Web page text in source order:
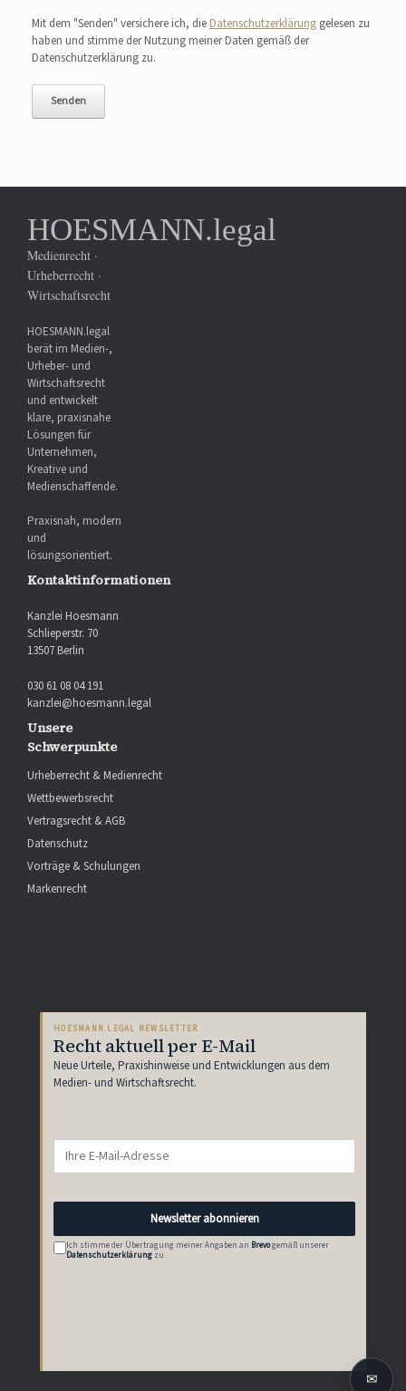
Mit dem "Senden" versichere ich, die Datenschutzerklärung gelesen zu
haben und stimme der Nutzung meiner Daten gemäß der
Datenschutzerklärung zu.
HOESMANN.legal
Medienrecht ·
Urheberrecht ·
Wirtschaftsrecht
HOESMANN.legal
berät im Medien-,
Urheber- und
Wirtschaftsrecht
und entwickelt
klare, praxisnahe
Lösungen für
Unternehmen,
Kreative und
Medienschaffende.
Praxisnah, modern
und
lösungsorientiert.
Kontaktinformationen
Kanzlei Hoesmann
Schlieperstr. 70
13507 Berlin
030 61 08 04 191
kanzlei@hoesmann.legal
Unsere
Schwerpunkte
Urheberrecht & Medienrecht
Wettbewerbsrecht
Vertragsrecht & AGB
Datenschutz
Vorträge & Schulungen
Markenrecht
HOESMANN.LEGAL NEWSLETTER
Recht aktuell per E-Mail
Neue Urteile, Praxishinweise und Entwicklungen aus dem
Medien- und Wirtschaftsrecht.
Mail-
Adresse
Newsletter abonnieren
Ich stimme der Übertragung meiner Angaben an Brevogemäß unserer
Datenschutzerklärung zu.
✉